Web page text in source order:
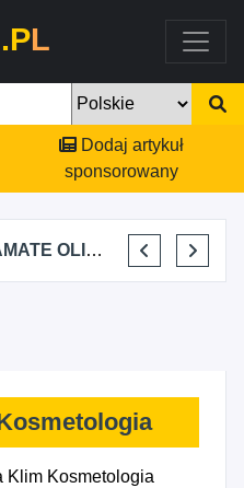
.PL
Dodaj artykuł
sponsorowany
AMATE OLIWIA KIRKIEWICZ KAJU BUS JUSTYNA JASTRZĘBSKA
Klim Kosmetologia